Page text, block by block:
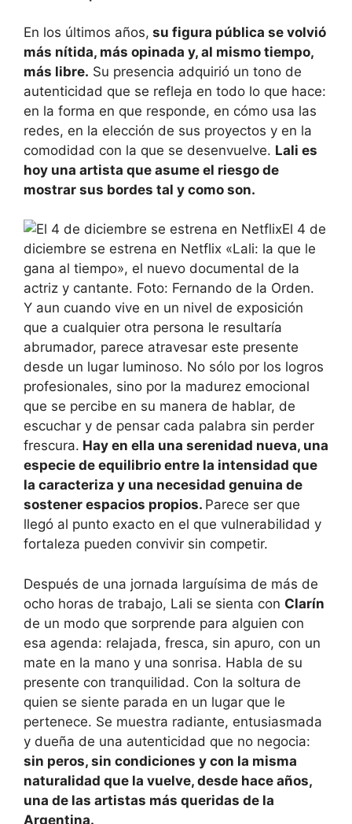
En los últimos años, su figura pública se volvió
más nítida, más opinada y, al mismo tiempo,
más libre. Su presencia adquirió un tono de
autenticidad que se refleja en todo lo que hace:
en la forma en que responde, en cómo usa las
redes, en la elección de sus proyectos y en la
comodidad con la que se desenvuelve. Lali es
hoy una artista que asume el riesgo de
mostrar sus bordes tal y como son.
El 4 de
diciembre se estrena en Netflix «Lali: la que le
gana al tiempo», el nuevo documental de la
actriz y cantante. Foto: Fernando de la Orden.
Y aun cuando vive en un nivel de exposición
que a cualquier otra persona le resultaría
abrumador, parece atravesar este presente
desde un lugar luminoso. No sólo por los logros
profesionales, sino por la madurez emocional
que se percibe en su manera de hablar, de
escuchar y de pensar cada palabra sin perder
frescura. Hay en ella una serenidad nueva, una
especie de equilibrio entre la intensidad que
la caracteriza y una necesidad genuina de
sostener espacios propios. Parece ser que
llegó al punto exacto en el que vulnerabilidad y
fortaleza pueden convivir sin competir.
Después de una jornada larguísima de más de
ocho horas de trabajo, Lali se sienta con Clarín
de un modo que sorprende para alguien con
esa agenda: relajada, fresca, sin apuro, con un
mate en la mano y una sonrisa. Habla de su
presente con tranquilidad. Con la soltura de
quien se siente parada en un lugar que le
pertenece. Se muestra radiante, entusiasmada
y dueña de una autenticidad que no negocia:
sin peros, sin condiciones y con la misma
naturalidad que la vuelve, desde hace años,
una de las artistas más queridas de la
Argentina.